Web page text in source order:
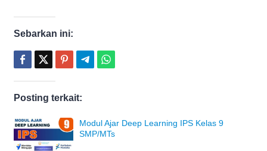
Sebarkan ini:
Posting terkait:
Modul Ajar Deep Learning IPS Kelas 9
SMP/MTs